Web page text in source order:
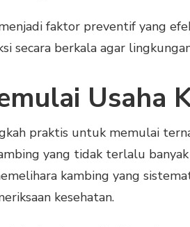
faktor preventif yang
secara berkala agar
Usaha
praktis untuk memulai
yang tidak terlalu
kambing yang
kesehatan.